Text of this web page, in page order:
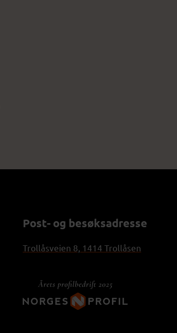
Post- og besøksadresse
Trollåsveien 8, 1414 Trollåsen